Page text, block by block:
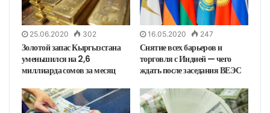
25.06.2020 302
Золотой запас Кыргызстана
уменьшился на 2,6
миллиарда сомов за месяц
16.05.2020 247
Снятие всех барьеров и
торговля с Индией — чего
ждать после заседания ВЕЭС